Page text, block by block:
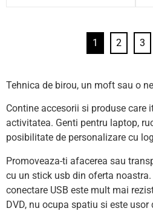
Tehnica de birou, un moft sau o
Contine accesorii si produse care
activitatea. Genti pentru laptop,
posibilitate de personalizare cu
Promoveaza-ti afacerea sau
cu un stick usb din oferta
conectare USB este mult mai
DVD, nu ocupa spatiu si este usor
1 2 3